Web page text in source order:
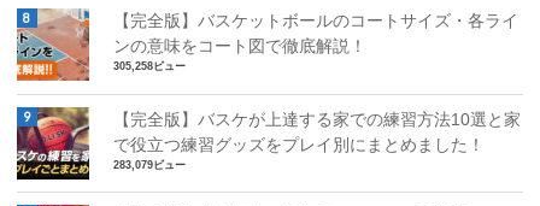
【完全版】バスケットボールのコートサイズ・各ライ
ンの意味をコート図で徹底解説！
305,258ビュー
【完全版】バスケが上達する家での練習方法10選と家
で役立つ練習グッズをプレイ別にまとめました！
283,079ビュー